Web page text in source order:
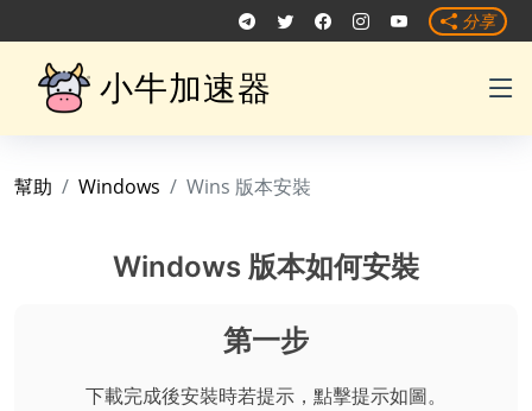
小牛加速器
分享
幫助 Windows Wins 版本安裝
Windows 版本如何安裝
第一步
下載完成後安裝時若提示，點擊提示如圖。